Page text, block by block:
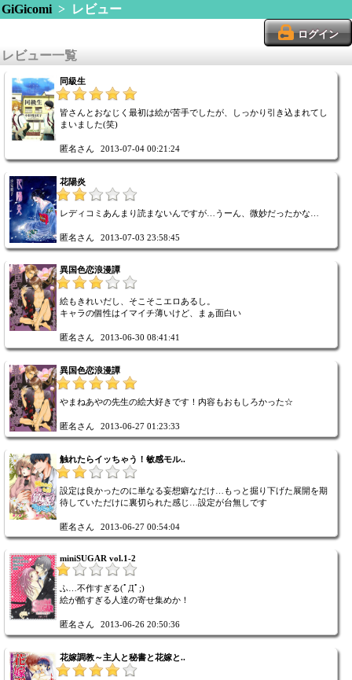
GiGicomi> レビュー
ログイン
レビュー一覧
同級生
皆さんとおなじく最初は絵が苦手でしたが、しっかり引き込まれてし
まいました(笑)
匿名さん 2013-07-04 00:21:24
花陽炎
レディコミあんまり読まないんですが…うーん、微妙だったかな…
匿名さん 2013-07-03 23:58:45
異国色恋浪漫譚
絵もきれいだし、そこそこエロあるし。
キャラの個性はイマイチ薄いけど、まぁ面白い
匿名さん 2013-06-30 08:41:41
異国色恋浪漫譚
やまねあやの先生の絵大好きです！内容もおもしろかった☆
匿名さん 2013-06-27 01:23:33
触れたらイッちゃう！敏感モル..
設定は良かったのに単なる妄想癖なだけ…もっと掘り下げた展開を期
待していただけに裏切られた感じ…設定が台無しです
匿名さん 2013-06-27 00:54:04
miniSUGAR vol.1-2
ふ…不作すぎる(ﾟДﾟ;)
絵が酷すぎる人達の寄せ集めか！
匿名さん 2013-06-26 20:50:36
花嫁調教～主人と秘書と花嫁と..